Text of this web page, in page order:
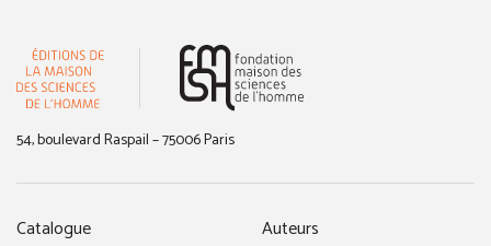
54, boulevard Raspail – 75006 Paris
Catalogue
Auteurs